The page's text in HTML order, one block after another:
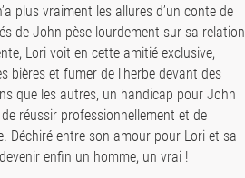
plus vraiment les allures d’un conte de
de John pèse lourdement sur sa relation
Lori voit en cette amitié exclusive,
et fumer de l’herbe devant des
que les autres, un handicap pour John
réussir professionnellement et de
Déchiré entre son amour pour Lori et sa
enfin un homme, un vrai !